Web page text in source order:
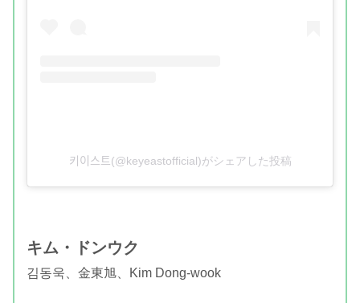
키이스트(@keyeastofficial)がシェアした投稿
キム・ドンウク
김동욱、 金東旭、Kim Dong-wook